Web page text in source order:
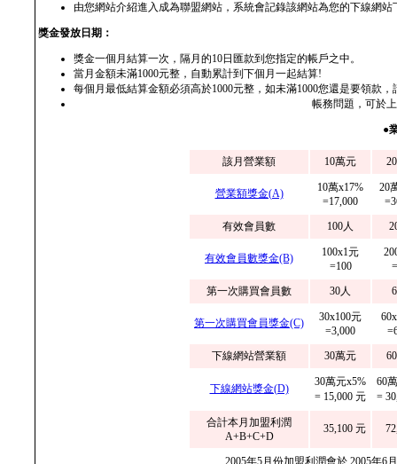
由您網站介紹進入成為聯盟網站，系統會記錄該網站為您的下線網
獎金發放日期：
獎金一個月結算一次，隔月的10日匯款到您指定的帳戶之中。
當月金額未滿1000元整，自動累計到下個月一起結算!
每個月最低結算金額必須高於1000元整，如未滿1000您還是要領款，
帳務問題，可於
●
該月營業額 10萬元
營業額獎金(A)
10萬x17%
=17,000
20
有效會員數
100人
有效會員數獎金(B)
100x1元
=100
第一次購買會員數
30人
第一次購買會員獎金(C)
30x100元
=3,000
下線網站營業額
30萬元
下線網站獎金(D)
30萬元x5%
= 15,000 元
60
=
合計本月加盟利潤
A+B+C+D
35,100 元
2005年5月份加盟利潤會於 2005年6